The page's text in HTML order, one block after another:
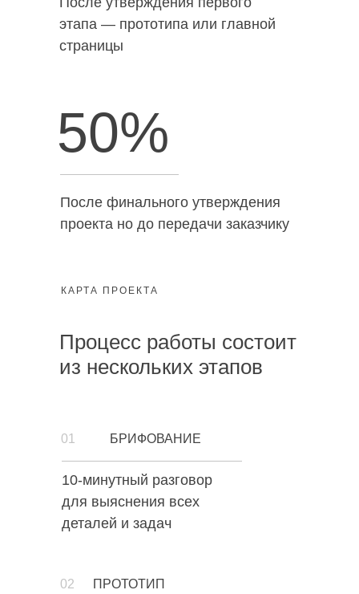
этапа — прототипа или главной
страницы
50%
После финального утверждения
проекта но до передачи заказчику
Процесс работы состоит
из нескольких этапов
КАРТА ПРОЕКТА
01
10-минутный разговор
для выяснения всех
деталей и задач
БРИФОВАНИЕ
02 ПРОТОТИП